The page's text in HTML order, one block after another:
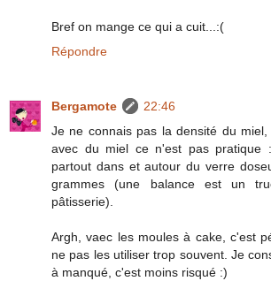
Bref on mange ce qui a cuit...:(
Répondre
Bergamote
22:46
Je ne connais pas la densité du miel,
avec du miel ce n'est pas pratique
partout dans et autour du verre
grammes (une balance est un
pâtisserie).
Argh, vaec les moules à cake, c'est
ne pas les utiliser trop souvent. Je
à manqué, c'est moins risqué :)